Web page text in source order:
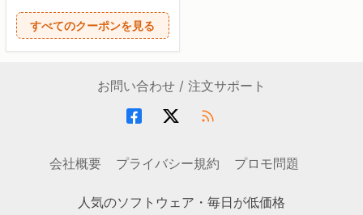
すべてのクーポンを見る
お問い合わせ / 注文サポート
会社概要 プライバシー規約 プロモ問題
人気のソフトウェア・毎日が低価格